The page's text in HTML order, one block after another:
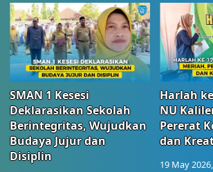
SMAN 1 Kesesi
Deklarasikan Sekolah
Berintegritas, Wujudkan
Budaya Jujur dan
Disiplin
Harlah
NU
Pererat
dan
19 May